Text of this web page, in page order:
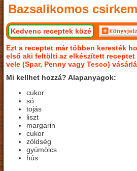
Bazsalikomos
Kedvenc receptek közé
Ezt a receptet már többen keresték
első aki feltölti az elkészített
vele (Spar, Penny vagy Tesco)
Mi kellhet hozzá? Alapanyagok:
cukor
só
tojás
liszt
margarin
cukor
zöldség
gyümölcs
hús